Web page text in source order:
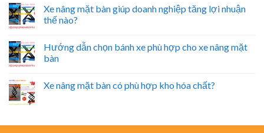
Xe nâng mặt bàn giúp doanh nghiệp tăng lợi nhuận
thế nào?
Hướng dẫn chọn bánh xe phù hợp cho xe nâng mặt
bàn
Xe nâng mặt bàn có phù hợp kho hóa chất?